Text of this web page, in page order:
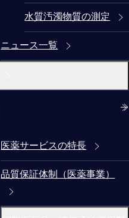
水質汚濁物質の測定
ニュース一覧
医薬サービスの特長
品質保証体制（医薬事業）